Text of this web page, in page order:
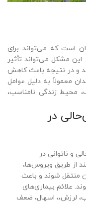
است که می‌تواند برای
این مشکل می‌تواند تأثیر
و در نتیجه باعث کاهش
معمولاً به دلیل عوامل
محیط زندگی نامناسب،
در
و ناتوانی در
از طریق ویروس‌ها،
منتقل شوند و باعث
علائم بیماری‌های
لرزش،، اسهال، ضعف